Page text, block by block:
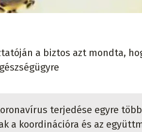
a biztos azt mondta,
terjedése egyre
a koordinációra és az